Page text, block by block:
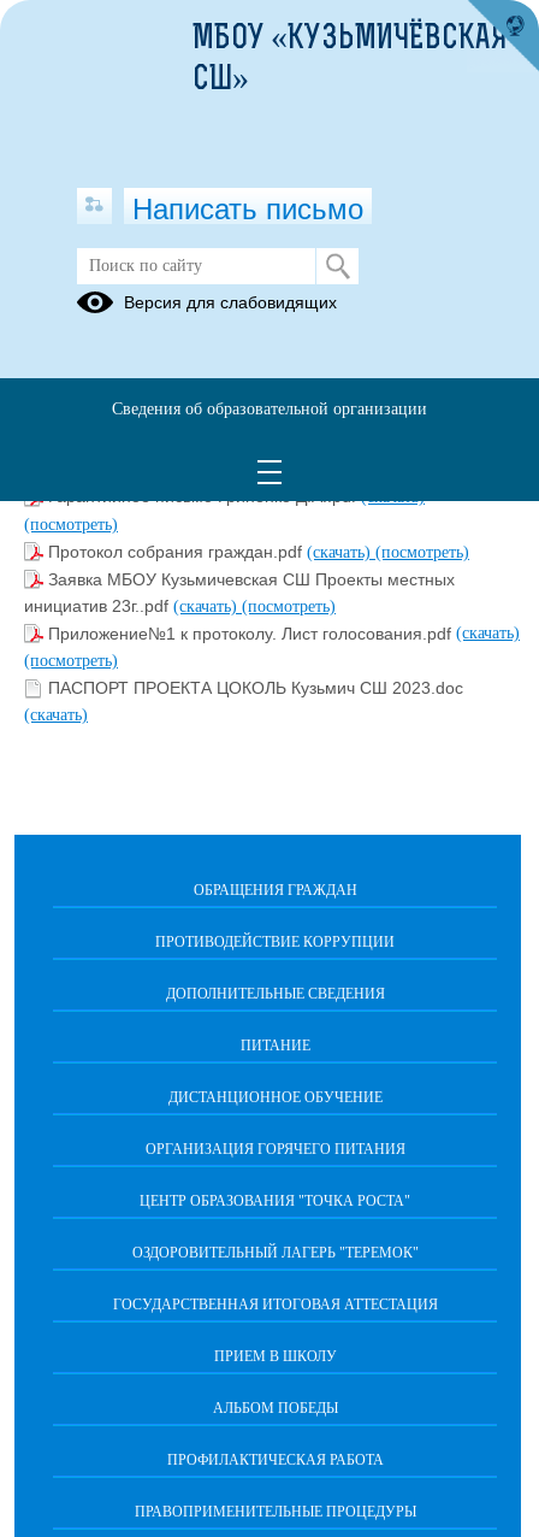
ПРОЕКТЫ МЕСТНЫХ ИНИЦИАТИВ
инициатив
Гарантийное письмо Гриненко Д.А..pdf
(посмотреть)
Протокол собрания граждан.pdf (скачать) (посмотреть)
Заявка МБОУ Кузьмичевская СШ Проекты местных
инициатив 23г..pdf (скачать) (посмотреть)
Приложение№1 к протоколу. Лист голосования.pdf (скачать)
(посмотреть)
ПАСПОРТ ПРОЕКТА ЦОКОЛЬ Кузьмич СШ 2023.doc
(скачать)
ОБРАЩЕНИЯ ГРАЖДАН
ПРОТИВОДЕЙСТВИЕ КОРРУПЦИИ
ДОПОЛНИТЕЛЬНЫЕ СВЕДЕНИЯ
ПИТАНИЕ
ДИСТАНЦИОННОЕ ОБУЧЕНИЕ
ОРГАНИЗАЦИЯ ГОРЯЧЕГО ПИТАНИЯ
ЦЕНТР ОБРАЗОВАНИЯ "ТОЧКА РОСТА"
ОЗДОРОВИТЕЛЬНЫЙ ЛАГЕРЬ "ТЕРЕМОК"
ГОСУДАРСТВЕННАЯ ИТОГОВАЯ АТТЕСТАЦИЯ
ПРИЕМ В ШКОЛУ
АЛЬБОМ ПОБЕДЫ
ПРОФИЛАКТИЧЕСКАЯ РАБОТА
ПРАВОПРИМЕНИТЕЛЬНЫЕ ПРОЦЕДУРЫ
МБОУ «КУЗЬМИЧЁВСКАЯ
СШ»
Написать письмо
Версия для слабовидящих
Сведения об образовательной организации